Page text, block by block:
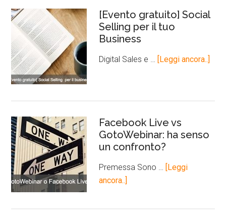
[Evento gratuito] Social
Selling per il tuo
Business
Digital Sales e … [Leggi ancora..]
Facebook Live vs
GotoWebinar: ha senso
un confronto?
Premessa Sono …
[Leggi
ancora..]